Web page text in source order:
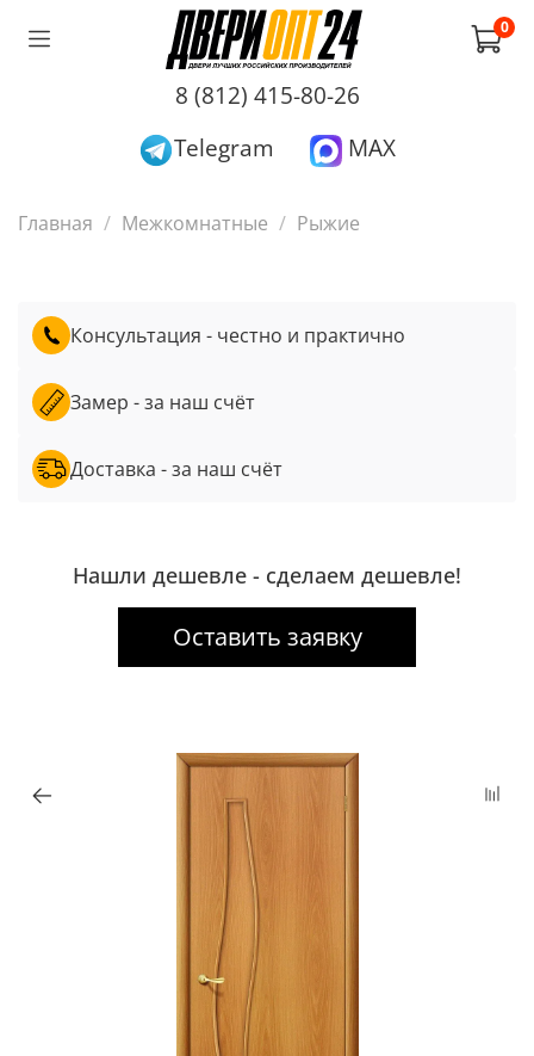
0
8 (812) 415-80-26
Telegram
MAX
Главная Межкомнатные Рыжие
Консультация - честно и практично
Замер - за наш счёт
Доставка - за наш счёт
Нашли дешевле - сделаем дешевле!
Оставить заявку